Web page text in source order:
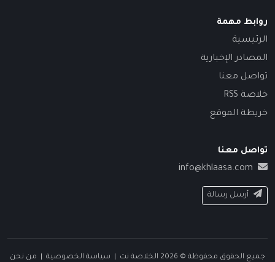
روابط مهمة
الرئيسية
المصادر الإخبارية
تواصل معنا
خلاصة RSS
خريطة الموقع
تواصل معنا
info@khlaasa.com
أرسل رسالة
جميع الحقوق محفوظة © 2026 الخلاصة نت | سياسة الخصوصية من نحن